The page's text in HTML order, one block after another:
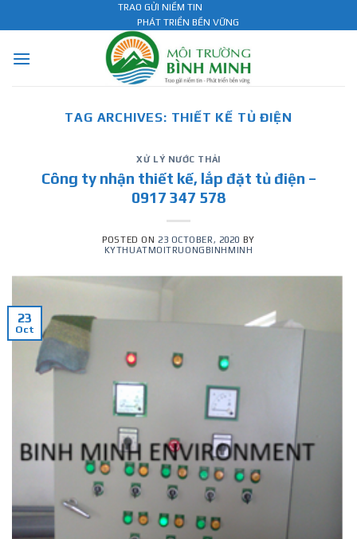
to
TRAO GỬI NIỀM TIN
PHÁT TRIỂN BỀN VỮNG
TAG ARCHIVES: THIẾT KẾ TỦ ĐIỆN
XỬ LÝ NƯỚC THẢI
Công ty nhận thiết kế, lắp đặt tủ điện –
0917 347 578
POSTED ON 23 OCTOBER, 2020 BY
KYTHUATMOITRUONGBINHMINH
23
Oct